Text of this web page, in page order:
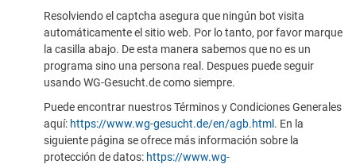
Resolviendo el captcha asegura que ningún bot visita
automáticamente el sitio web. Por lo tanto, por favor marque
la casilla abajo. De esta manera sabemos que no es un
programa sino una persona real. Despues puede seguir
usando WG-Gesucht.de como siempre.
Puede encontrar nuestros Términos y Condiciones Generales
aquí: https://www.wg-gesucht.de/en/agb.html . En la
siguiente página se ofrece más información sobre la
protección de datos: https://www.wg-